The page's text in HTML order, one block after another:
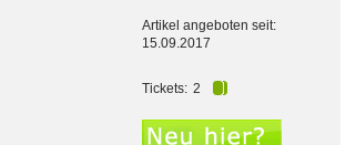
Artikel angeboten seit:
15.09.2017
Tickets: 2